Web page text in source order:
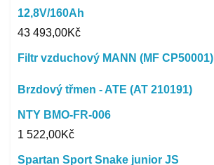
12,8V/160Ah
43 493,00Kč
Filtr vzduchový MANN (MF CP50001)
Brzdový třmen - ATE (AT 210191)
NTY BMO-FR-006
1 522,00Kč
Spartan Sport Snake junior JS